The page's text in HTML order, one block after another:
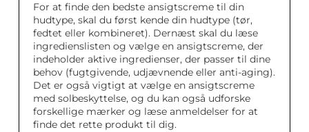
For at finde den bedste ansigtscreme til din
hudtype, skal du først kende din hudtype (tør,
fedtet eller kombineret). Dernæst skal du læse
ingredienslisten og vælge en ansigtscreme, der
indeholder aktive ingredienser, der passer til dine
behov (fugtgivende, udjævnende eller anti-aging).
Det er også vigtigt at vælge en ansigtscreme
med solbeskyttelse, og du kan også udforske
forskellige mærker og læse anmeldelser for at
finde det rette produkt til dig.